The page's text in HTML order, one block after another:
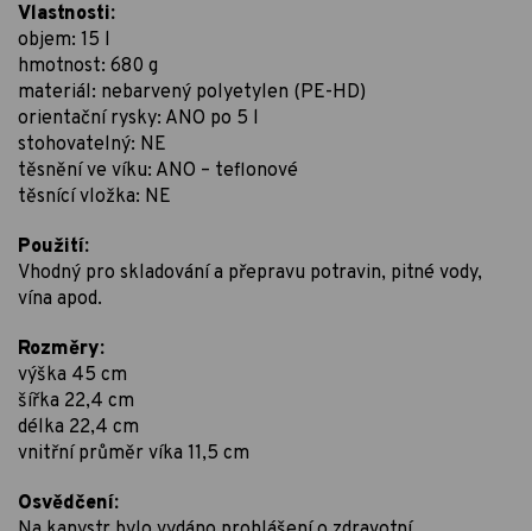
Vlastnosti:
objem: 15 l
hmotnost: 680 g
materiál: nebarvený polyetylen (PE-HD)
orientační rysky: ANO po 5 l
stohovatelný: NE
těsnění ve víku: ANO – teflonové
těsnící vložka: NE
Použití:
Vhodný pro skladování a přepravu potravin, pitné vody,
vína apod.
Rozměry:
výška 45 cm
šířka 22,4 cm
délka 22,4 cm
vnitřní průměr víka 11,5 cm
Osvědčení: